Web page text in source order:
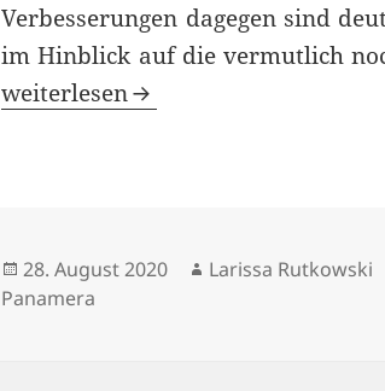
Verbesserungen dagegen sind
im Hinblick auf die vermutlich
Porsche Panamera Überarbeitung
weiterlesen
Veröffentlicht
am
28. August 2020 Autor
Larissa Rutkowski
Panamera